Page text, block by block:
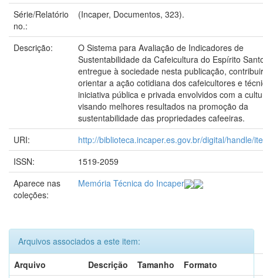
Série/Relatório
no.:
(Incaper, Documentos, 323).
Descrição:
O Sistema para Avaliação de Indicadores de
Sustentabilidade da Cafeicultura do Espírito
entregue à sociedade nesta publicação,
orientar a ação cotidiana dos cafeicultores e
iniciativa pública e privada envolvidos com a
visando melhores resultados na promoção da
sustentabilidade das propriedades cafeeiras.
URI:
http://biblioteca.incaper.es.gov.br/digital/handle/
ISSN:
1519-2059
Aparece nas
coleções:
Memória Técnica do Incaper
Arquivos associados a este item:
Arquivo
Descrição Tamanho
Formato